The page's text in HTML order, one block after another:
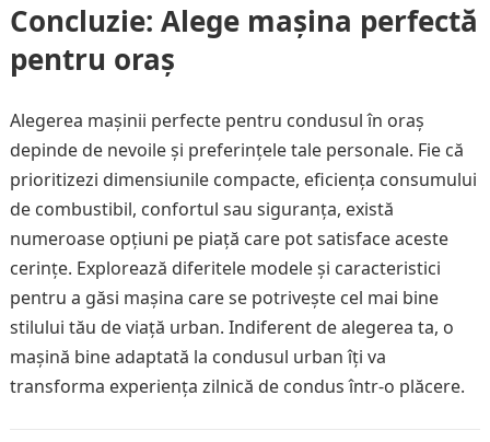
Concluzie: Alege mașina perfectă
pentru oraș
Alegerea mașinii perfecte pentru condusul în oraș
depinde de nevoile și preferințele tale personale. Fie că
prioritizezi dimensiunile compacte, eficiența consumului
de combustibil, confortul sau siguranța, există
numeroase opțiuni pe piață care pot satisface aceste
cerințe. Explorează diferitele modele și caracteristici
pentru a găsi mașina care se potrivește cel mai bine
stilului tău de viață urban. Indiferent de alegerea ta, o
mașină bine adaptată la condusul urban îți va
transforma experiența zilnică de condus într-o plăcere.